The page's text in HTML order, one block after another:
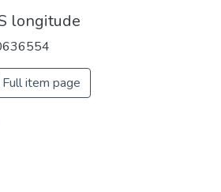
longitude
Full item page